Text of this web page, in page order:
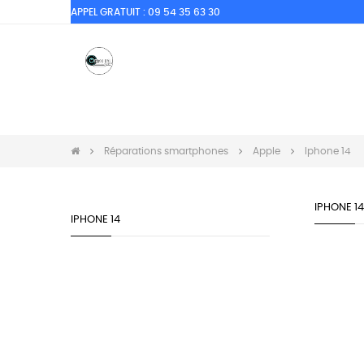
APPEL GRATUIT : 09 54 35 63 30
Réparations smartphones Apple Iphone 14
IPHONE 14
IPHONE 14